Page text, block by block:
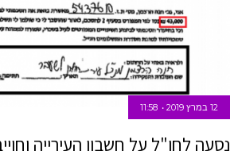
12 במרץ 2019 11:58
נסעה לחו"ל על חשבון העירייה